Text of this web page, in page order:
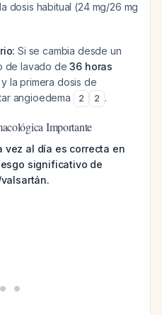
dosis habitual (24 mg/26 mg
Si se cambia desde un
de lavado de36 horas
la primera dosis de
angioedema
2 2 .
Importante
vez al día es correcta en
significativo de